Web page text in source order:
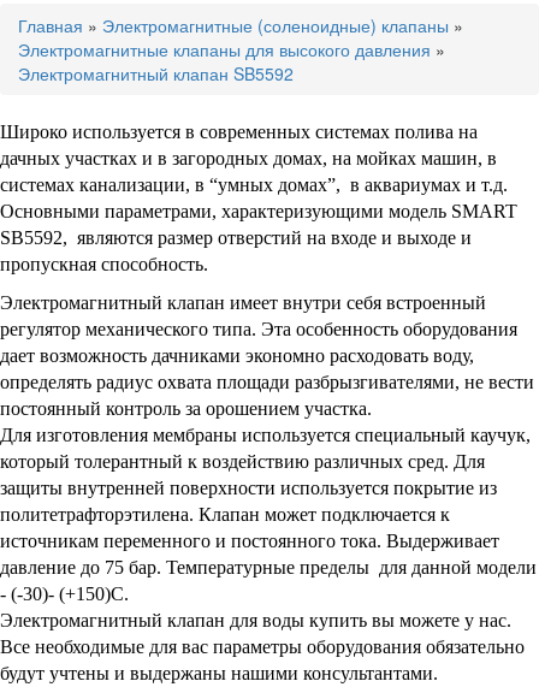
Главная » Электромагнитные (соленоидные) клапаны »
Электромагнитные клапаны для высокого давления »
Электромагнитный клапан SB5592
Широко используется в современных системах полива на
дачных участках и в загородных домах, на мойках машин, в
системах канализации, в “умных домах”, в аквариумах и т.д.
Основными параметрами, характеризующими модель SMART
SB5592, являются размер отверстий на входе и выходе и
пропускная способность.
Электромагнитный клапан имеет внутри себя встроенный
регулятор механического типа. Эта особенность оборудования
дает возможность дачниками экономно расходовать воду,
определять радиус охвата площади разбрызгивателями, не вести
постоянный контроль за орошением участка.
Для изготовления мембраны используется специальный каучук,
который толерантный к воздействию различных сред. Для
защиты внутренней поверхности используется покрытие из
политетрафторэтилена. Клапан может подключается к
источникам переменного и постоянного тока. Выдерживает
давление до 75 бар. Температурные пределы для данной модели
- (-30)- (+150)С.
Электромагнитный клапан для воды купить вы можете у нас.
Все необходимые для вас параметры оборудования обязательно
будут учтены и выдержаны нашими консультантами.